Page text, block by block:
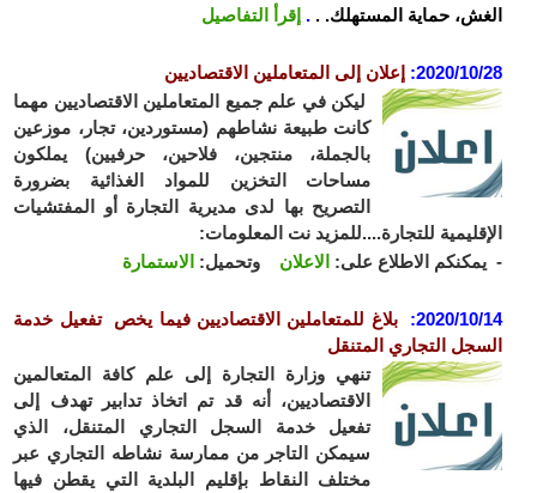
حماية المستهلك. ..إقرأ التفاصيل
2020/
: إعلان إلى المتعاملين الاقتصاديين
ليكن في علم جميع المتعاملين الاقتصاديين مهما
كانت طبيعة نشاطهم (مستوردين، تجار، موزعين
بالجملة، منتجين، فلاحين، حرفيين) يملكون
مساحات التخزين للمواد الغذائية بضرورة
التصريح بها لدى مديرية التجارة أو المفتشيات
للتجارة....للمزيد نت المعلومات:
الاطلاع على:الاعلان وتحميل:الاستمارة
2020/
:بلاغ للمتعاملين الاقتصاديينفيما يخص تفعيل خدمة
التجاري المتنقل
تنهي وزارة التجارة إلى علم كافة المتعالمين
الاقتصاديين، أنه قد تم اتخاذ تدابير تهدف إلى
تفعيل خدمة السجل التجاري المتنقل، الذي
سيمكن التاجر من ممارسة نشاطه التجاري عبر
مختلف النقاط بإقليم البلدية التي يقطن فيها